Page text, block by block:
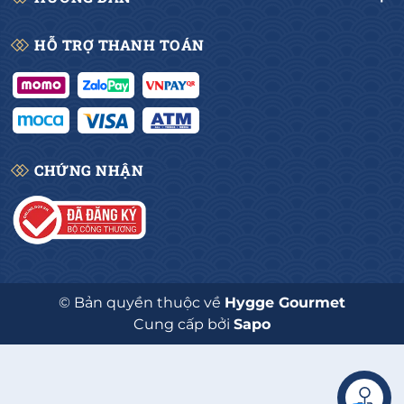
HỖ TRỢ THANH TOÁN
CHỨNG NHẬN
© Bản quyền thuộc về Hygge Gourmet
Cung cấp bởi Sapo